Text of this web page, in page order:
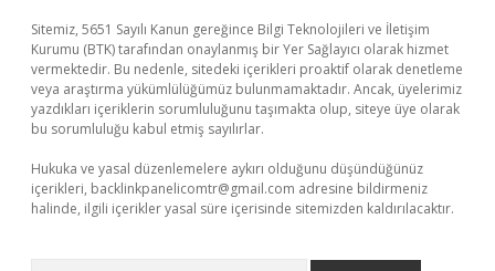
Sitemiz, 5651 Sayılı Kanun gereğince Bilgi Teknolojileri ve İletişim
Kurumu (BTK) tarafından onaylanmış bir Yer Sağlayıcı olarak hizmet
vermektedir. Bu nedenle, sitedeki içerikleri proaktif olarak denetleme
veya araştırma yükümlülüğümüz bulunmamaktadır. Ancak, üyelerimiz
yazdıkları içeriklerin sorumluluğunu taşımakta olup, siteye üye olarak
bu sorumluluğu kabul etmiş sayılırlar.
Hukuka ve yasal düzenlemelere aykırı olduğunu düşündüğünüz
içerikleri, backlinkpanelicomtr@gmail.com adresine bildirmeniz
halinde, ilgili içerikler yasal süre içerisinde sitemizden kaldırılacaktır.